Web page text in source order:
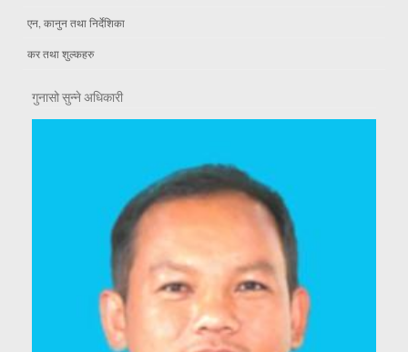
एन, कानुन तथा निर्देशिका
कर तथा शुल्कहरु
गुनासो सुन्ने अधिकारी